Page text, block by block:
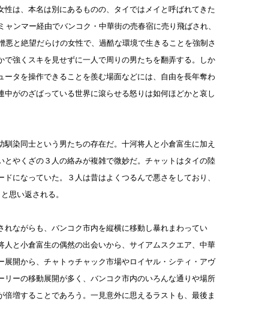
は、本名は別にあるものの、タイではメイと呼ばれてきた
ンマー経由でバンコク・中華街の売春宿に売り飛ばされ、
悪と絶望だらけの女性で、過酷な環境で生きることを強制さ
強くスキを見せずに一人で周りの男たちを翻弄する。しか
ータを操作できることを羨む場面などには、自由を長年奪わ
がのざばっている世界に滾らせる怒りは如何ほどかと哀し
染同士という男たちの存在だ。十河将人と小倉富生に加え
やくざの３人の絡みが複雑で微妙だ。チャットはタイの陸
になっていた。３人は昔はよくつるんで悪さをしており、
思い返される。
ながらも、バンコク市内を縦横に移動し暴れまわってい
と小倉富生の偶然の出会いから、サイアムスクエア、中華
開から、チャトゥチャック市場やロイヤル・シティ・アヴ
リーの移動展開が多く、バンコク市内のいろんな通りや場所
増することであろう。一見意外に思えるラストも、最後ま